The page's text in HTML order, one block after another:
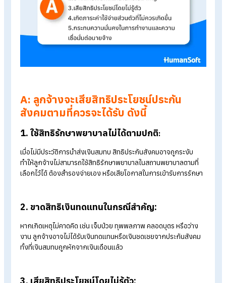
นายจ้างไม่ส่งเงินสมทบประกันสังคม?
ในกรณีที่นายจ้างไม่ส่งเงินสมทบ แม้หน้าที่ตามกฎหมายจะเป็นของ
นายจ้าง แต่ ผู้ที่ได้รับผลกระทบโดยตรงคือ “ลูกจ้าง” ซึ่งอาจเกิดผ